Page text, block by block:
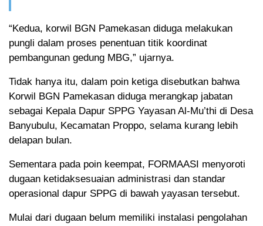
“Kedua, korwil BGN Pamekasan diduga melakukan
pungli dalam proses penentuan titik koordinat
pembangunan gedung MBG,” ujarnya.
Tidak hanya itu, dalam poin ketiga disebutkan bahwa
Korwil BGN Pamekasan diduga merangkap jabatan
sebagai Kepala Dapur SPPG Yayasan Al-Mu’thi di Desa
Banyubulu, Kecamatan Proppo, selama kurang lebih
delapan bulan.
Sementara pada poin keempat, FORMAASI menyoroti
dugaan ketidaksesuaian administrasi dan standar
operasional dapur SPPG di bawah yayasan tersebut.
Mulai dari dugaan belum memiliki instalasi pengolahan